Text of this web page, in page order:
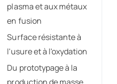
plasma et aux métaux
en fusion
Surface résistante à
l'usure et à l'oxydation
Du prototypage à la